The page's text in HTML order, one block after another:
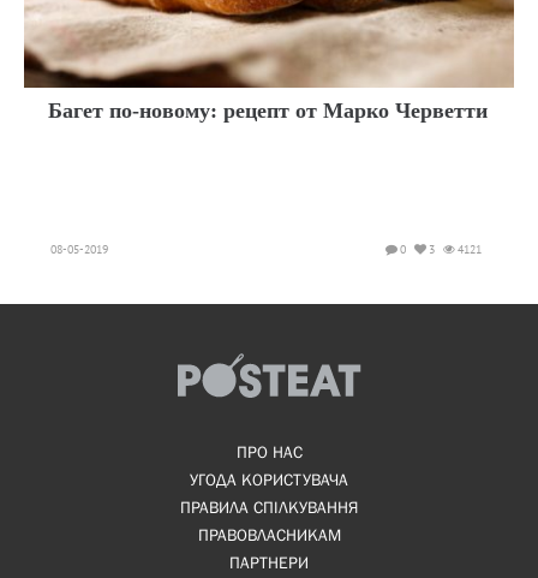
Багет по-новому: рецепт от Марко Черветти
08-05-2019 4121
3
0
ПРО НАС
УГОДА КОРИСТУВАЧА
ПРАВИЛА СПІЛКУВАННЯ
ПРАВОВЛАСНИКАМ
ПАРТНЕРИ